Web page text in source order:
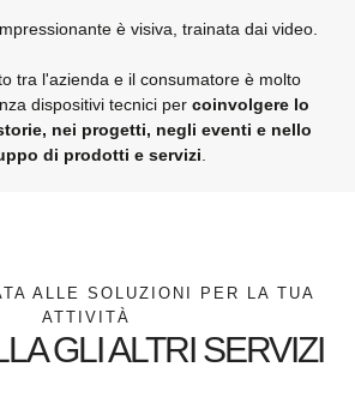
è visiva, trainata dai video.
tra l'azienda e il consumatore è molto
dispositivi tecnici per coinvolgere lo
nei progetti, negli eventi e nello
di prodotti e servizi
ALLE SOLUZIONI PER LA TUA
ATTIVITÀ
GLI ALTRI SERVIZI